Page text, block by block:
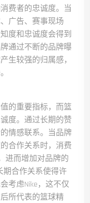
费者的忠诚度。当
广告、赛事现场
度和忠诚度会得到
通过不断的品牌曝
生较强的归属感，
的重要指标，而篮
度。通过长期的赞
情感联系。当品牌
合作关系时，消费
进而增加对品牌的
期合作关系使得许
考虑Nike，这不仅
所代表的篮球精